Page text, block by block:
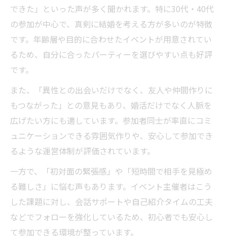
アウトドア型婚活パーティーで自然体の出
会いを実現
自然豊かな沖縄で婚活パーティーを満喫す
る方法
開放感あふれる婚活パーティーで交流を深
めるコツ
婚活パーティーを安心して選ぶための基準
とは
沖縄の婚活パーティーでチェックしたい安
全対策
できた」といった声が多く聞かれます。特に30代・40代
の参加が中心で、真剣に結婚を考える方が多いのが特徴
です。年齢層や目的に合わせたイベントが用意されてい
るため、自分に合ったパーティーを選びやすい点も好評
です。
また、「異性との出会いだけでなく、友人や仲間作りに
もつながった」との意見もあり、婚活だけでなく人脈を
広げたい方にも適しています。参加者同士が率直にコミ
ュニケーションできる雰囲気作りや、安心して参加でき
るような運営体制が評価されています。
一方で、「初対面の緊張感」や「短時間で相手を見極め
る難しさ」に悩む声もあります。イベント主催者はこう
した課題に対し、会話サポートや自己紹介タイムの工夫
などでフォローを強化しているため、初心者でも安心し
て参加できる環境が整っています。